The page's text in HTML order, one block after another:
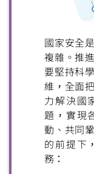
國家安全
複雜。推
要堅持科
維，全面
力解決國
題，實現
動、共同
的前提下
務：